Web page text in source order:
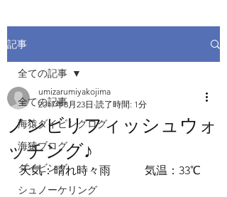
記事
全ての記事
海猿ダイビングログ
海猿ブログ
ダイビング
シュノーケリング
全ての記事
ノンビリフィッシュウォ
ッチング♪
umizarumiyakojima
2017年8月23日 読了時間: 1分
天気：晴れ時々雨　　　気温：33℃